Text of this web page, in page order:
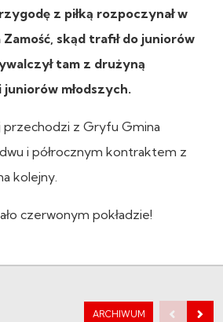
z piłką rozpoczynał w
skąd trafił do juniorów
tam z drużyną
młodszych.
przechodzi z Gryfu Gmina
dwu i półrocznym kontraktem z
kolejny.
czerwonym pokładzie!
ARCHIWUM